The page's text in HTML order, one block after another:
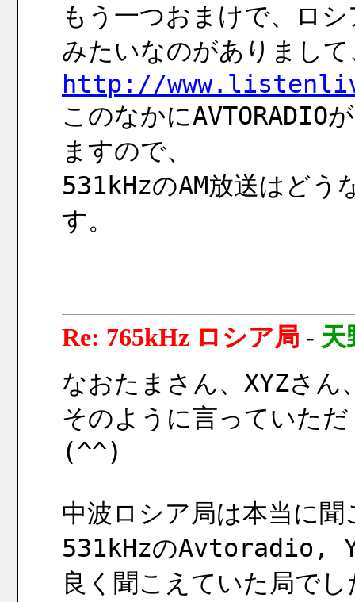
もう一つおまけで、ロ
みたいなのがありまして
http://
このなかにAVTORADIO
ますので、
531kHzのAM放送はど
す。
Re: 765kHz ロシア局 - 天
なおたまさん、XYZさん
そのように言っていた
(^^)
中波ロシア局は本当に
531kHzのAvtoradio,
良く聞こえていた局でし